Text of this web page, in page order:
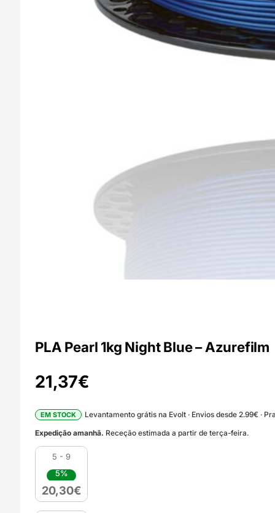
PLA Pearl 1kg Night Blue – Azurefilm
21,37€
EM STOCK
Levantamento grátis na Evolt · Envios desde 2.99€ ·
Expedição amanhã. Receção estimada a partir de terça-feira.
5 - 9
5%
20,30€